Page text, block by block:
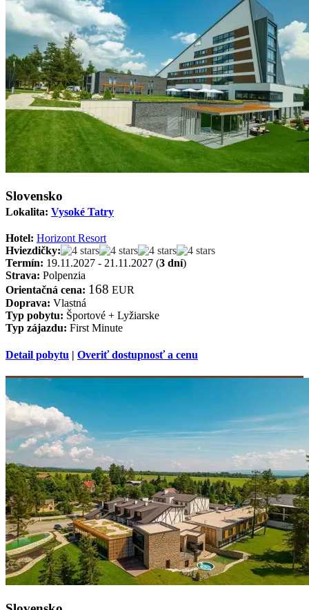
Slovensko
Lokalita: Vysoké Tatry
Hotel: Horizont Resort
Hviezdičky:
Termín: 19.11.2027 - 21.11.2027 (3 dní)
Strava: Polpenzia
Orientačná cena: 168 EUR
Doprava: Vlastná
Typ pobytu: Športové + Lyžiarske
Typ zájazdu: First Minute
Detail pobytu | Overiť dostupnosť a cenu